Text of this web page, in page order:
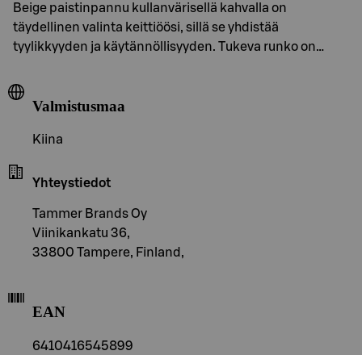
Beige paistinpannu kullanvärisellä kahvalla on
täydellinen valinta keittiöösi, sillä se yhdistää
tyylikkyyden ja käytännöllisyyden. Tukeva runko on…
Valmistusmaa
Kiina
Yhteystiedot
Tammer Brands Oy
Viinikankatu 36,
33800 Tampere, Finland,
EAN
6410416545899